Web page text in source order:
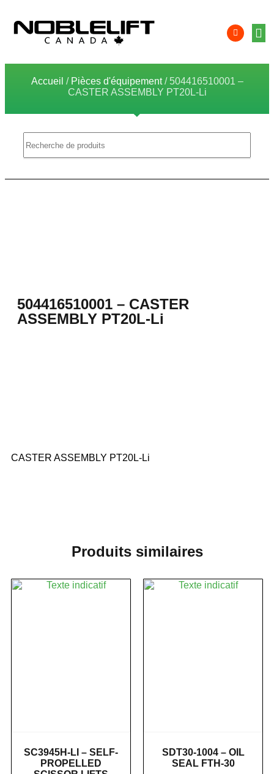
Accueil / Pièces d'équipement/ 504416510001 –
CASTER ASSEMBLY PT20L-Li
504416510001 – CASTER
ASSEMBLY PT20L-Li
CASTER ASSEMBLY PT20L-Li
Produits similaires
SC3945H-LI – SELF-
PROPELLED
SDT30-1004 – OIL
SEAL FTH-30